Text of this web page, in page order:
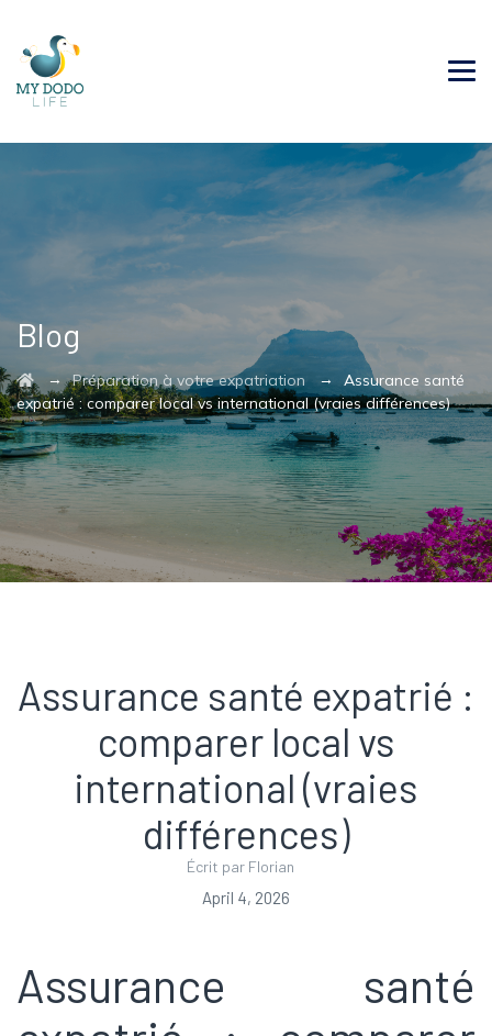
Blog
→Préparation à votre expatriation → Assurance santé
expatrié : comparer local vs international (vraies différences)
Assurance santé expatrié :
comparer local vs
international (vraies
différences)
Écrit par Florian
April 4, 2026
Assurance santé